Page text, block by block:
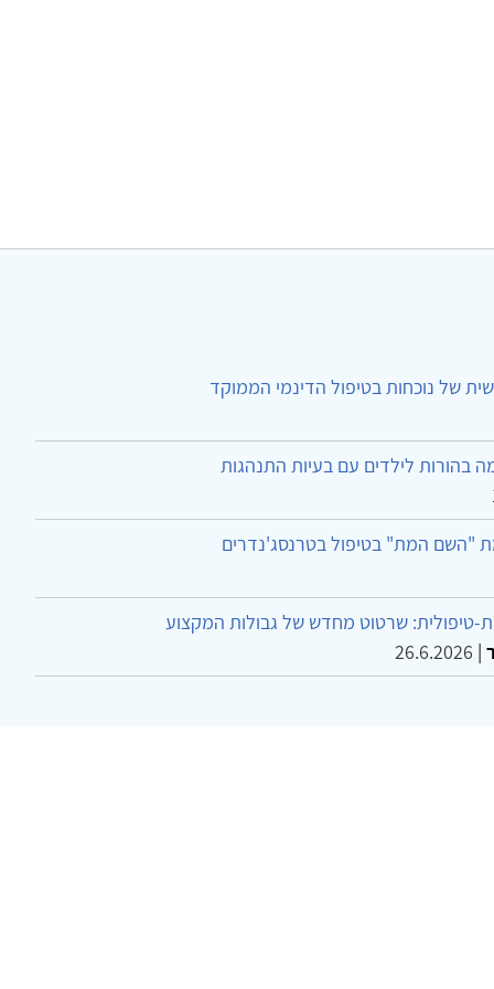
של נוכחות בטיפול הדינמי הממוקד
בהורות לילדים עם בעיות התנהגות
"השם המת" בטיפול בטרנסג'נדרים
טיפולית: שרטוט מחדש של גבולות המקצוע
|
26.6.2026